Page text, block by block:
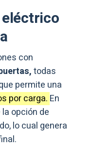
con
todas
permite una
por carga. En
opción de
lo cual genera